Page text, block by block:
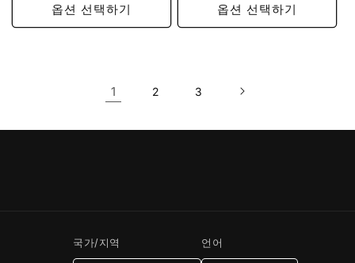
옵션 선택하기 옵션 선택하기
1 2 3
국가/지역 언어